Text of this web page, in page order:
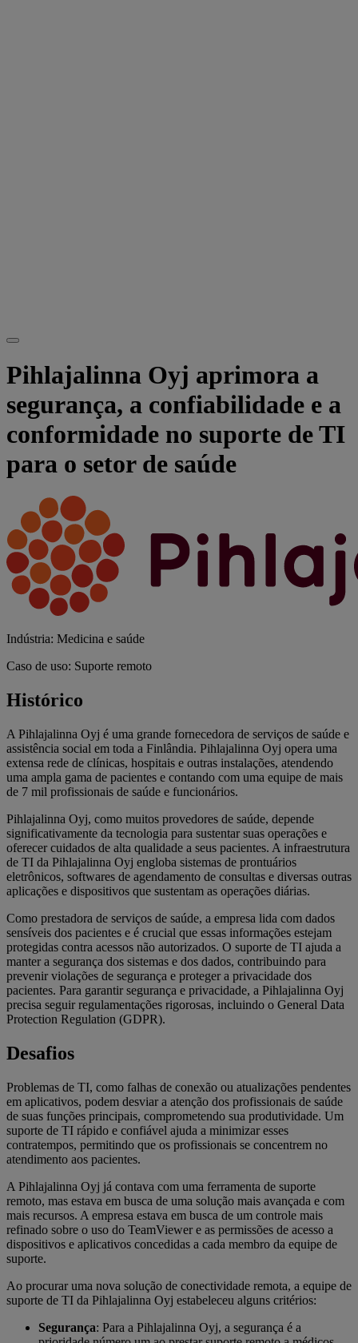
Pihlajalinna Oyj aprimora a
segurança, a confiabilidade e a
conformidade no suporte de TI
para o setor de saúde
Indústria: Medicina e saúde
Caso de uso: Suporte remoto
Histórico
A Pihlajalinna Oyj é uma grande fornecedora de serviços de saúde e
assistência social em toda a Finlândia. Pihlajalinna Oyj opera uma
extensa rede de clínicas, hospitais e outras instalações, atendendo
uma ampla gama de pacientes e contando com uma equipe de mais
de 7 mil profissionais de saúde e funcionários.
Pihlajalinna Oyj, como muitos provedores de saúde, depende
significativamente da tecnologia para sustentar suas operações e
oferecer cuidados de alta qualidade a seus pacientes. A infraestrutura
de TI da Pihlajalinna Oyj engloba sistemas de prontuários
eletrônicos, softwares de agendamento de consultas e diversas outras
aplicações e dispositivos que sustentam as operações diárias.
Como prestadora de serviços de saúde, a empresa lida com dados
sensíveis dos pacientes e é crucial que essas informações estejam
protegidas contra acessos não autorizados. O suporte de TI ajuda a
manter a segurança dos sistemas e dos dados, contribuindo para
prevenir violações de segurança e proteger a privacidade dos
pacientes. Para garantir segurança e privacidade, a Pihlajalinna Oyj
precisa seguir regulamentações rigorosas, incluindo o General Data
Protection Regulation (GDPR).
Desafios
Problemas de TI, como falhas de conexão ou atualizações pendentes
em aplicativos, podem desviar a atenção dos profissionais de saúde
de suas funções principais, comprometendo sua produtividade. Um
suporte de TI rápido e confiável ajuda a minimizar esses
contratempos, permitindo que os profissionais se concentrem no
atendimento aos pacientes.
A Pihlajalinna Oyj já contava com uma ferramenta de suporte
remoto, mas estava em busca de uma solução mais avançada e com
mais recursos. A empresa estava em busca de um controle mais
refinado sobre o uso do TeamViewer e as permissões de acesso a
dispositivos e aplicativos concedidas a cada membro da equipe de
suporte.
Ao procurar uma nova solução de conectividade remota, a equipe de
suporte de TI da Pihlajalinna Oyj estabeleceu alguns critérios:
Segurança: Para a Pihlajalinna Oyj, a segurança é a